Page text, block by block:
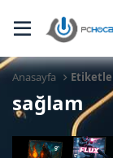
Anasayfa
sağlam